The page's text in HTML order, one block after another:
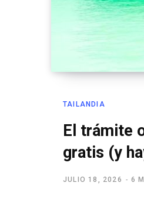
TAILANDIA
El trámite
gratis (y
JULIO 18, 2026 6